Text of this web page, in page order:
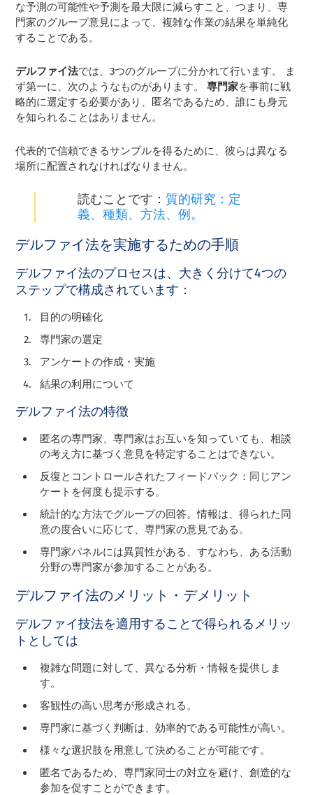
な予測の可能性や予測を最大限に減らすこと、つまり、専
門家のグループ意見によって、複雑な作業の結果を単純化
することである。
デルファイ法では、3つのグループに分かれて行います。 ま
ず第一に、次のようなものがあります。専門家を事前に戦
略的に選定する必要があり、匿名であるため、誰にも身元
を知られることはありません。
代表的で信頼できるサンプルを得るために、彼らは異なる
場所に配置されなければなりません。
読むことです： 質的研究：定
義、種類、方法、例。
デルファイ法を実施するための手順
デルファイ法のプロセスは、大きく分けて4つの
ステップで構成されています：
目的の明確化
専門家の選定
アンケートの作成・実施
結果の利用について
デルファイ法の特徴
匿名の専門家、専門家はお互いを知っていても、相談
の考え方に基づく意見を特定することはできない。
反復とコントロールされたフィードバック：同じアン
ケートを何度も提示する。
統計的な方法でグループの回答。情報は、得られた同
意の度合いに応じて、専門家の意見である。
専門家パネルには異質性がある、すなわち、ある活動
分野の専門家が参加することがある。
デルファイ法のメリット・デメリット
デルファイ技法を適用することで得られるメリッ
トとしては
複雑な問題に対して、異なる分析・情報を提供しま
す。
客観性の高い思考が形成される。
専門家に基づく判断は、効率的である可能性が高い。
様々な選択肢を用意して決めることが可能です。
匿名であるため、専門家同士の対立を避け、創造的な
参加を促すことができます。